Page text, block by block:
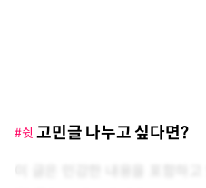
#쉿 고민글 나누고 싶다면?